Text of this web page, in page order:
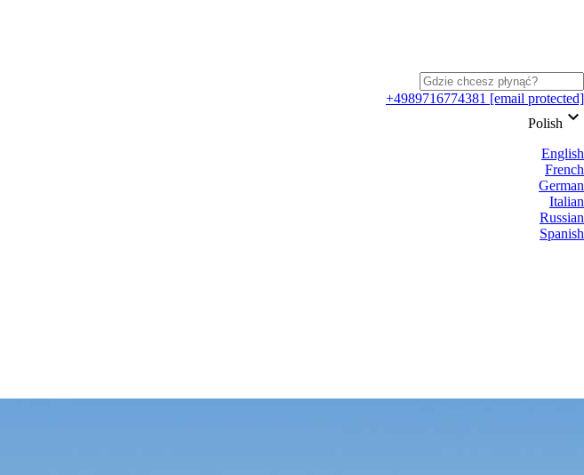
+4989716774381 [email protected]
Polish keyboard_arrow_down
English
French
German
Italian
Russian
Spanish